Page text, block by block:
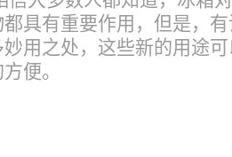
都具有重要作用，但是，
妙用之处，这些新的用途
便。